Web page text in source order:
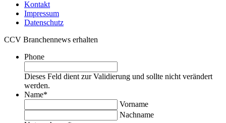
Kontakt
Impressum
Datenschutz
CCV Branchennews erhalten
Phone
Dieses Feld dient zur Validierung und sollte nicht verändert
werden.
Name*
Vorname
Nachname